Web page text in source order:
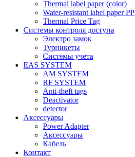
Thermal label paper (color)
Water-resistant label paper PP
Thermal Price Tag
Системы контроля доступа
Электро замок
Турникеты
Cистемы учета
EAS SYSTEM
AM SYSTEM
RF SYSTEM
Anti-theft tags
Deactivator
detector
Аксессуары
Power Adapter
Аксессуары
Кабель
Контакт